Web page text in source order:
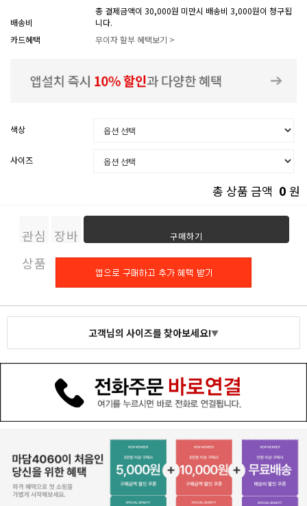
배송비
총 결제금액이 30,000원 미만시 배송비 3,000원이 청구됩
니다.
카드혜택
무이자 할부 혜택보기 >
색상
사이즈
총 상품 금액 0 원
관심
상품
장바
구니
구매하기
고객님의 사이즈를 찾아보세요!▼